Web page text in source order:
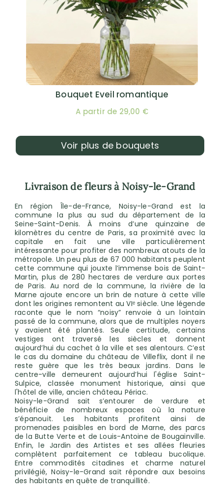
Bouquet Eveil romantique
A partir de 29,00 €
Voir plus de bouquets
Livraison de fleurs à Noisy-le-Grand
En région Île-de-France, Noisy-le-Grand est la
commune la plus au sud du département de la
Seine-Saint-Denis. À moins d’une quinzaine de
kilomètres du centre de Paris, sa proximité avec la
capitale en fait une ville particulièrement
intéressante pour profiter des nombreux atouts de la
métropole. Un peu plus de 67 000 habitants peuplent
cette commune qui jouxte l’immense bois de Saint-
Martin, plus de 280 hectares de verdure aux portes
de Paris. Au nord de la commune, la rivière de la
Marne ajoute encore un brin de nature à cette ville
dont les origines remontent au VIᵉ siècle. Une légende
raconte que le nom “noisy” renvoie à un lointain
passé de la commune, alors que de multiples noyers
y avaient été plantés. Seule certitude, certains
vestiges ont traversé les siècles et donnent
aujourd’hui du cachet à la ville et ses alentours. C’est
le cas du domaine du château de Villeflix, dont il ne
reste guère que les très beaux jardins. Dans le
centre-ville demeurent aujourd’hui l'église Saint-
Sulpice, classée monument historique, ainsi que
l'hôtel de ville, ancien château Périac.
Noisy-le-Grand sait s’entourer de verdure et
bénéficie de nombreux espaces où la nature
s’épanouit. Les habitants profitent ainsi de
promenades paisibles en bord de Marne, des parcs
de la Butte Verte et de Louis-Antoine de Bougainville.
Enfin, le Jardin des Artistes et ses allées fleuries
complètent parfaitement ce tableau bucolique.
Entre commodités citadines et charme naturel
privilégié, Noisy-le-Grand sait répondre aux besoins
des habitants en quête de tranquillité.